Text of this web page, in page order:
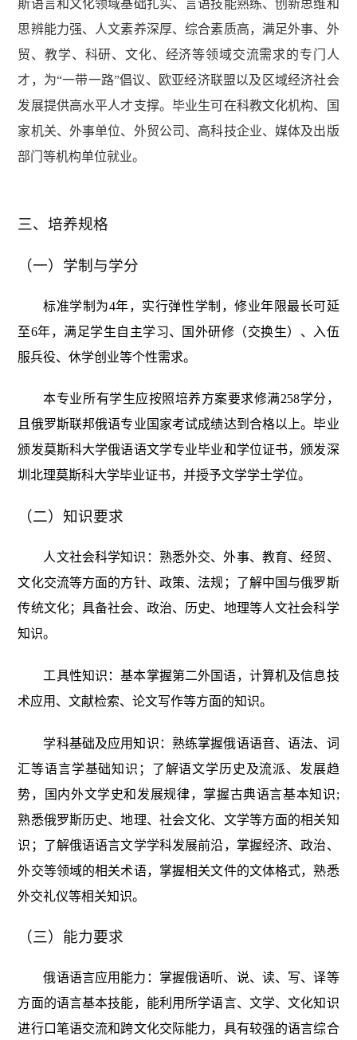
斯语言和文化领域基础扎实、言语技能熟练、创新思维和
思辨能力强、人文素养深厚、综合素质高，满足外事、外
贸、教学、科研、文化、经济等领域交流需求的专门人
才，为“一带一路”倡议、欧亚经济联盟以及区域经济社会
发展提供高水平人才支撑。毕业生可在科教文化机构、国
家机关、外事单位、外贸公司、高科技企业、媒体及出版
部门等机构单位就业。
三、培养规格
（一）学制与学分
标准学制为4年，实行弹性学制，修业年限最长可延
至6年，满足学生自主学习、国外研修（交换生）、入伍
服兵役、休学创业等个性需求。
本专业所有学生应按照培养方案要求修满258学分，
且俄罗斯联邦俄语专业国家考试成绩达到合格以上。毕业
颁发莫斯科大学俄语语文学专业毕业和学位证书，颁发深
圳北理莫斯科大学毕业证书，并授予文学学士学位。
（二）知识要求
人文社会科学知识：熟悉外交、外事、教育、经贸、
文化交流等方面的方针、政策、法规；了解中国与俄罗斯
传统文化；具备社会、政治、历史、地理等人文社会科学
知识。
工具性知识：基本掌握第二外国语，计算机及信息技
术应用、文献检索、论文写作等方面的知识。
学科基础及应用知识：熟练掌握俄语语音、语法、词
汇等语言学基础知识；了解语文学历史及流派、发展趋
势，国内外文学史和发展规律，掌握古典语言基本知识;
熟悉俄罗斯历史、地理、社会文化、文学等方面的相关知
识；了解俄语语言文学学科发展前沿，掌握经济、政治、
外交等领域的相关术语，掌握相关文件的文体格式，熟悉
外交礼仪等相关知识。
（三）能力要求
俄语语言应用能力：掌握俄语听、说、读、写、译等
方面的语言基本技能，能利用所学语言、文学、文化知识
进行口笔语交流和跨文化交际能力，具有较强的语言综合